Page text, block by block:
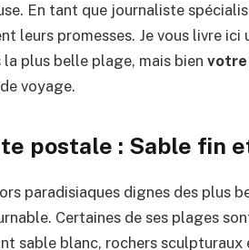
En tant que journaliste
leurs promesses. Je vous livre
plus belle plage, mais bien votre
voyage.
postale : Sable fin
paradisiaques dignes des plus
Certaines de ses plages
sable blanc, rochers sculpturaux